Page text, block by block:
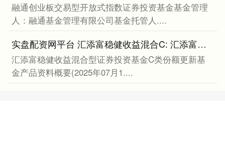
融通创业板交易型开放式指数证券投资基金基金管理
人：融通基金管理有限公司基金托管人....
实盘配资网平台 汇添富稳健收益混合C: 汇添富稳健收益混合型证券投资基金C类份额更新基金产品资料概要(2025年07月18日更新)
汇添富稳健收益混合型证券投资基金C类份额更新基
金产品资料概要(2025年07月1....